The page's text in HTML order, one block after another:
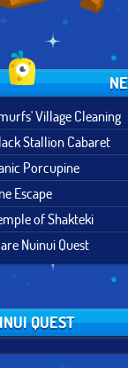
Village Cleaning
Stallion Cabaret
Porcupine
Escape
of Shakteki
Nuinui Quest
QUEST